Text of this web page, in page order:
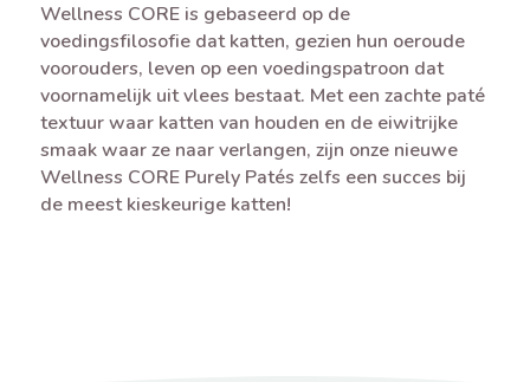
Wellness CORE is gebaseerd op de
voedingsfilosofie dat katten, gezien hun oeroude
voorouders, leven op een voedingspatroon dat
voornamelijk uit vlees bestaat. Met een zachte paté
textuur waar katten van houden en de eiwitrijke
smaak waar ze naar verlangen, zijn onze nieuwe
Wellness CORE Purely Patés zelfs een succes bij
de meest kieskeurige katten!